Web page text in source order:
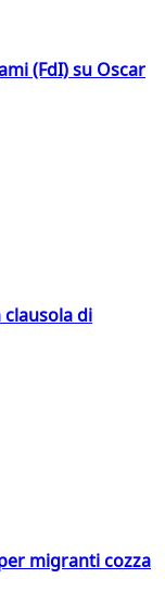
(FdI) su Oscar
di
migranti cozza